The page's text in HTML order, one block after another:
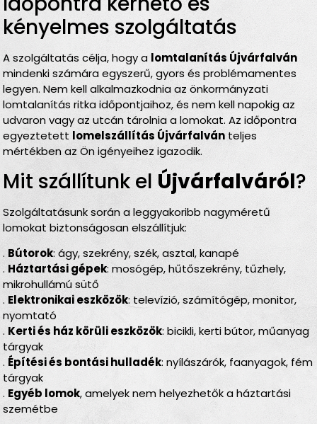
kényelmes szolgáltatás
A szolgáltatás célja, hogy a lomtalanítás Újvárfalván
mindenki számára egyszerű, gyors és problémamentes
legyen. Nem kell alkalmazkodnia az önkormányzati
lomtalanítás ritka időpontjaihoz, és nem kell napokig az
udvaron vagy az utcán tárolnia a lomokat. Az időpontra
egyeztetett lomelszállítás Újvárfalván teljes
mértékben az Ön igényeihez igazodik.
Mit szállítunk el Újvárfalváról?
Szolgáltatásunk során a leggyakoribb nagyméretű
lomokat biztonságosan elszállítjuk:
. Bútorok: ágy, szekrény, szék, asztal, kanapé
. Háztartási gépek: mosógép, hűtőszekrény, tűzhely,
mikrohullámú sütő
. Elektronikai eszközök: televízió, számítógép, monitor,
nyomtató
. Kerti és ház körüli eszközök: bicikli, kerti bútor, műanyag
tárgyak
. Építési és bontási hulladék: nyílászárók, faanyagok, fém
tárgyak
. Egyéb lomok, amelyek nem helyezhetők a háztartási
szemétbe